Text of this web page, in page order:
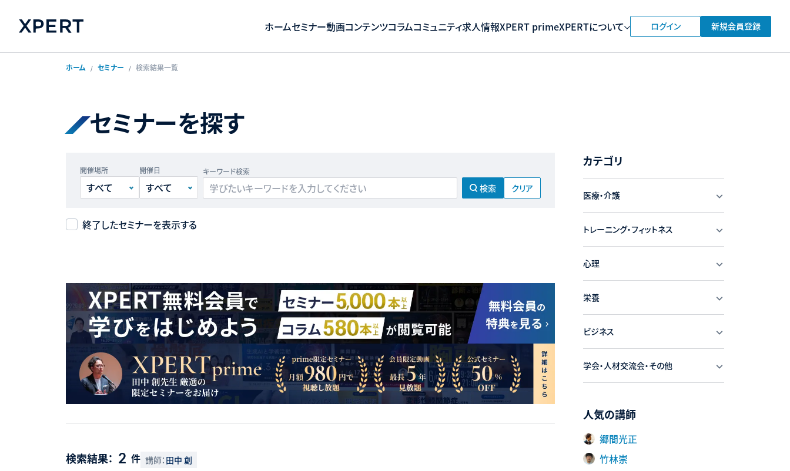
ホームセミナー動画コンテンツコラムコミュニティ求人情報XPERT primeXPERTについて ログイン 新規会員登録
ホーム セミナー 検索結果一覧
セミナーを探す
開催場所 開催日 キーワード検索
検索 クリア
終了したセミナーを表示する
検索結果： 2 件 講師： 田中 創
カテゴリ
医療・介護
トレーニング・フィットネス
心理
栄養
ビジネス
学会・人材交流会・その他
人気の講師
郷間光正
竹林崇